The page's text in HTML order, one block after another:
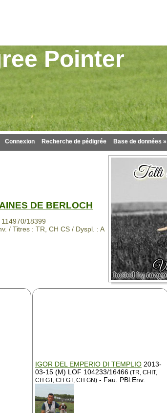
Pointer
Connexion Recherche de pédigrée Base de données »
DE BERLOCH
18399
/ Titres : TR, CH CS / Dyspl. : A
IGOR DEL EMPERIO DI TEMPLIO 2013-
03-15 (M) LOF 104233/16466 (TR, CHIT,
CH GT, CH GT, CH GN) - Fau. PBl.Env.